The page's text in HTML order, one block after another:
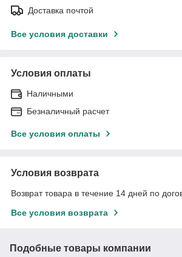
Доставка почтой
Все условия доставки
Условия оплаты
Наличными
Безналичный расчет
Все условия оплаты
Условия возврата
Возврат товара в течение 14 дней по
Все условия возврата
Подобные товары компании